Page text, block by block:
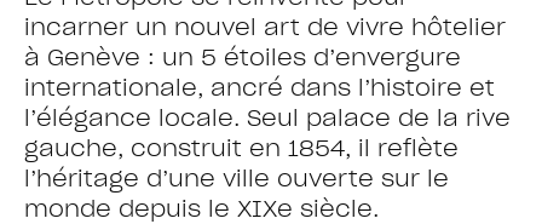
incarner un nouvel art de vivre hôtelier
à Genève : un 5 étoiles d’envergure
internationale, ancré dans l’histoire et
l’élégance locale. Seul palace de la rive
gauche, construit en 1854, il reflète
l’héritage d’une ville ouverte sur le
monde depuis le XIXe siècle.